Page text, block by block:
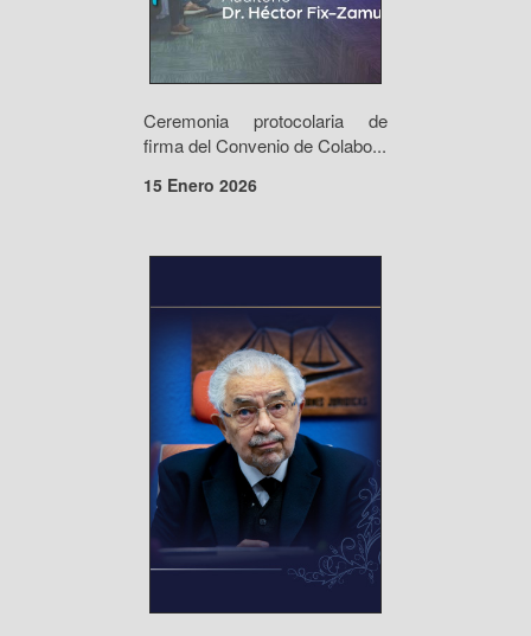
Ceremonia protocolaria de
firma del Convenio de Colabo...
15 Enero 2026